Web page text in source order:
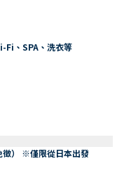
Fi、SPA、洗衣等
徵） ※僅限從日本出發